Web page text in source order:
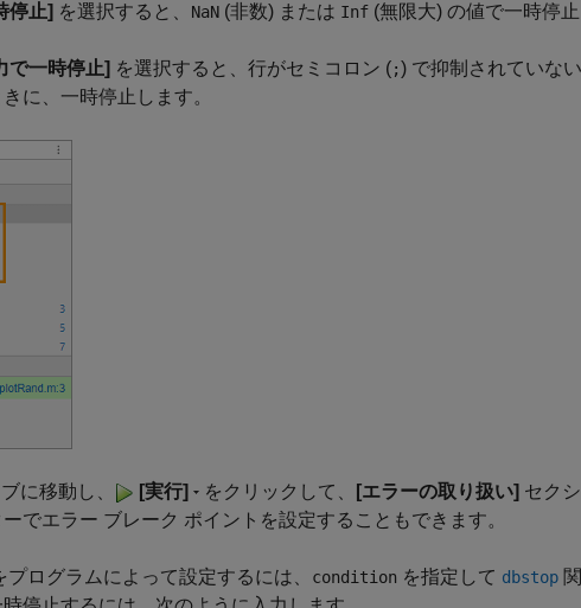
停止] を選択すると、 NaN (非数) または Inf (無限大) の値で一時停止
で一時停止] を選択すると、行がセミコロン (;) で抑制されていな
に、一時停止します。
に移動し、 [実行] をクリックして、 [エラーの取り扱い] セク
でエラー ブレーク ポイントを設定することもできます。
ログラムによって設定するには、 condition を指定して dbstop